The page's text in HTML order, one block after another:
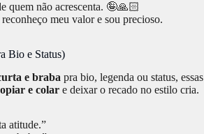
quem não acrescenta. 🤪🙏🏻
meu valor e sou precioso.
Bio e Status)
e braba pra bio, legenda ou status, essas
e colar e deixar o recado no estilo cria.
atitude.”